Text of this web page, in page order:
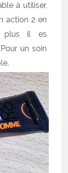
à utiliser,
action 2 en
plus il es
un soin